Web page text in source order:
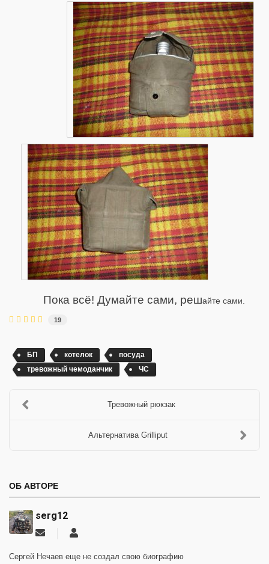
Пока всё! Думайте сами, решайте сами.
19
БП котелок
посуда
тревожный чемоданчик
ЧС
Тревожный рюкзак
Альтернатива Grilliput
ОБ АВТОРЕ
serg12
Подписаться
обновление
Сергей Нечаев еще не создал свою биографию